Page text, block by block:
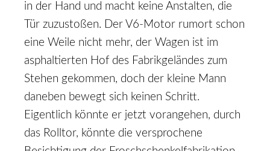
in der Hand und macht keine Anstalten, die
Tür zuzustoßen. Der V6-Motor rumort schon
eine Weile nicht mehr, der Wagen ist im
asphaltierten Hof des Fabrikgeländes zum
Stehen gekommen, doch der kleine Mann
daneben bewegt sich keinen Schritt.
Eigentlich könnte er jetzt vorangehen, durch
das Rolltor, könnte die versprochene